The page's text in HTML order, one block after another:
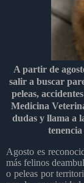
A partir de
salir a buscar
peleas,
Medicina
dudas y llama a
tenencia
Agosto es
más felinos
o peleas por